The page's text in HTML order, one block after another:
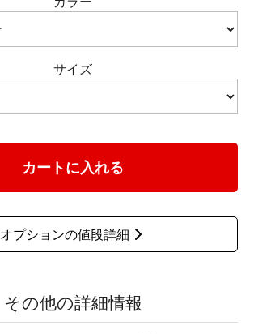
サイズ
カートに入れる
オプションの値段詳細
その他の詳細情報